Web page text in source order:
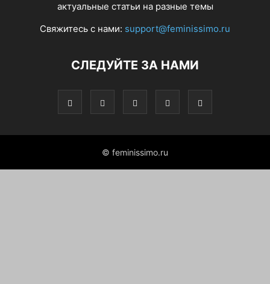
актуальные статьи на разные темы
Свяжитесь с нами: support@feminissimo.ru
СЛЕДУЙТЕ ЗА НАМИ
© feminissimo.ru